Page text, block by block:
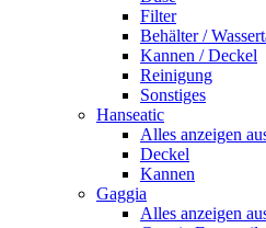
Filter
Behälter /
Kannen / Deckel
Reinigung
Sonstiges
Hanseatic
Alles anzeigen
Deckel
Kannen
Gaggia
Alles anzeigen